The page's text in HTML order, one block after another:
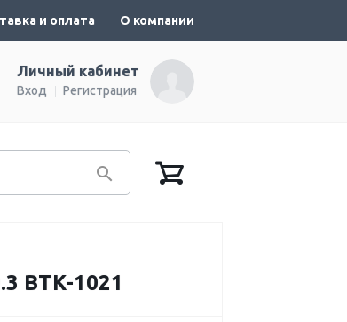
и оплата О компании
Личный кабинет
Вход Регистрация
1021